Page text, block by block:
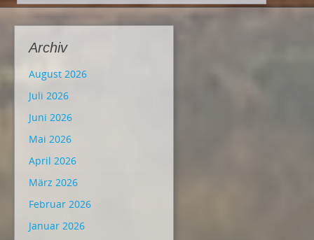
Archiv
August 2026
Juli 2026
Juni 2026
Mai 2026
April 2026
März 2026
Februar 2026
Januar 2026